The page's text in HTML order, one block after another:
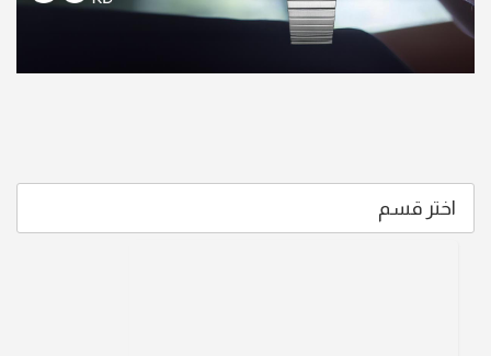
اختر قسم